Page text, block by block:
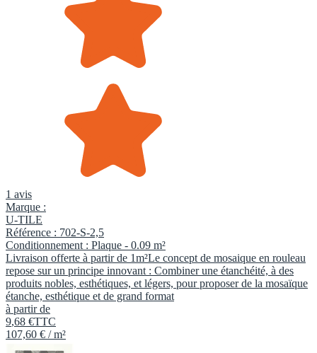
1 avis
Marque :
U-TILE
Référence : 702-S-2,5
Conditionnement : Plaque - 0.09 m²
Livraison offerte à partir de 1m²Le concept de mosaique en rouleau
repose sur un principe innovant : Combiner une étanchéité, à des
produits nobles, esthétiques, et légers, pour proposer de la mosaïque
étanche, esthétique et de grand format
à partir de
9,68 €TTC
107,60 € / m²